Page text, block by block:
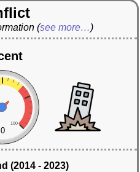
(see more…)
100
0
(2014 - 2023)